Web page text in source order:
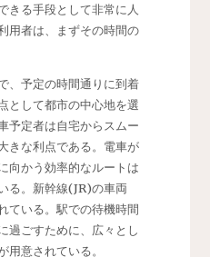
きる手段として非常に人
用者は、まずその時間の
、予定の時間通りに到着
として都市の中心地を選
予定者は自宅からスムー
きな利点である。電車が
向かう効率的なルートは
る。新幹線(JR)の車両
ている。駅での待機時間
過ごすために、広々とし
用意されている。